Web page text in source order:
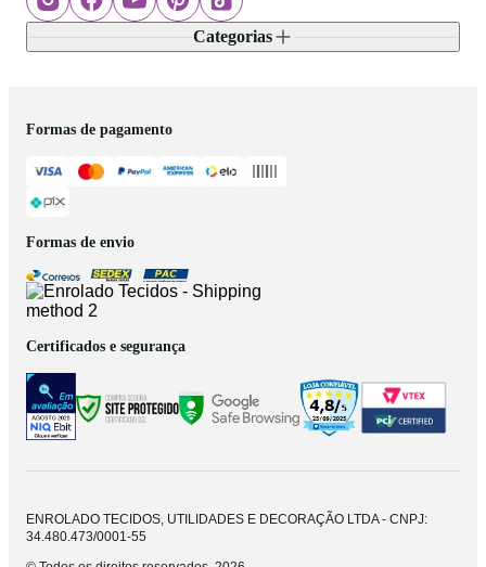
Categorias
Formas de pagamento
Formas de envio
Certificados e segurança
ENROLADO TECIDOS, UTILIDADES E DECORAÇÃO LTDA - CNPJ:
34.480.473/0001-55